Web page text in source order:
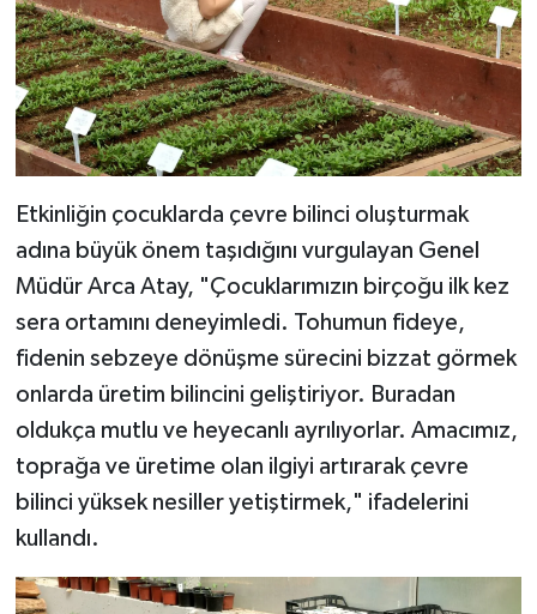
Etkinliğin çocuklarda çevre bilinci oluşturmak
adına büyük önem taşıdığını vurgulayan Genel
Müdür Arca Atay, "Çocuklarımızın birçoğu ilk kez
sera ortamını deneyimledi. Tohumun fideye,
fidenin sebzeye dönüşme sürecini bizzat görmek
onlarda üretim bilincini geliştiriyor. Buradan
oldukça mutlu ve heyecanlı ayrılıyorlar. Amacımız,
toprağa ve üretime olan ilgiyi artırarak çevre
bilinci yüksek nesiller yetiştirmek," ifadelerini
kullandı.